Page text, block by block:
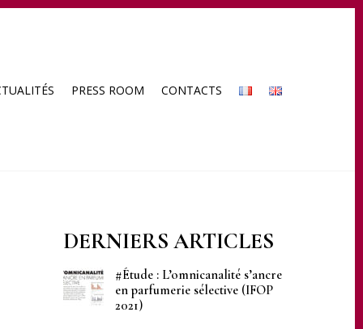
PRESS ROOM CONTACTS
DERNIERS ARTICLES
#Étude : L’omnicanalité s’ancre
en parfumerie sélective (IFOP
2021)